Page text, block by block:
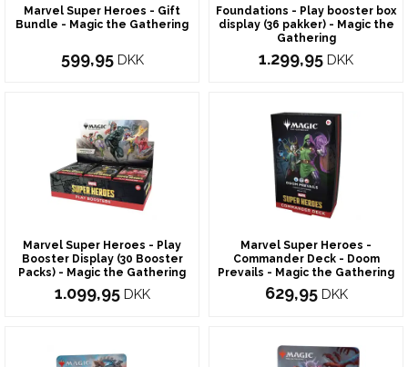
Marvel Super Heroes - Gift
Bundle - Magic the Gathering
599,95 DKK
Foundations - Play booster box
display (36 pakker) - Magic the
Gathering
1.299,95 DKK
Marvel Super Heroes - Play
Booster Display (30 Booster
Packs) - Magic the Gathering
1.099,95 DKK
Marvel Super Heroes -
Commander Deck - Doom
Prevails - Magic the Gathering
629,95 DKK